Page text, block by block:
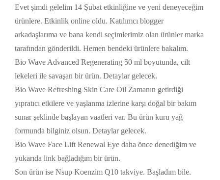
Evet şimdi gelelim 14 Şubat etkinliğine ve yeni deneyeceğim
ürünlere. Etkinlik online oldu. Katılımcı blogger
arkadaşlarıma ve bana kendi seçimlerimiz olan ürünler marka
tarafından gönderildi. Hemen bendeki ürünlere bakalım.
Bio Wave Advanced Regenerating 50 ml boyutunda, cilt
lekeleri ile savaşan bir ürün. Detaylar gelecek.
Bio Wave Refreshing Skin Care Oil Zamanın getirdiği
yıpratıcı etkilere ve yaşlanma izlerine karşı doğal bir bakım
sunar şeklinde başlayan vaatleri var. Bu ürün kuru yağ
formunda bilginiz olsun. Detaylar gelecek.
Bio Wave Face Lift Renewal Eye daha önce denediğim ve
yukarıda link bağladığım bir ürün.
Son ürün ise Nsup Koenzim Q10 takviye. Başladım bile.